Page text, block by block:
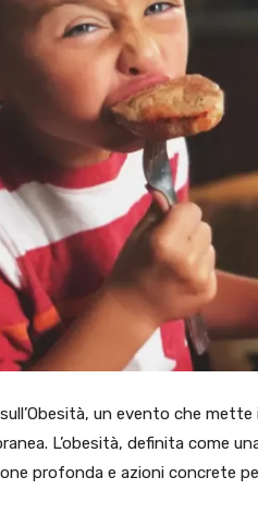
un evento che mette
L’obesità, definita come
profonda e azioni concrete